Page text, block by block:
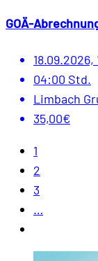
GOÄ-
04:00 Std.
Limbach
35,00€
1
2
3
…